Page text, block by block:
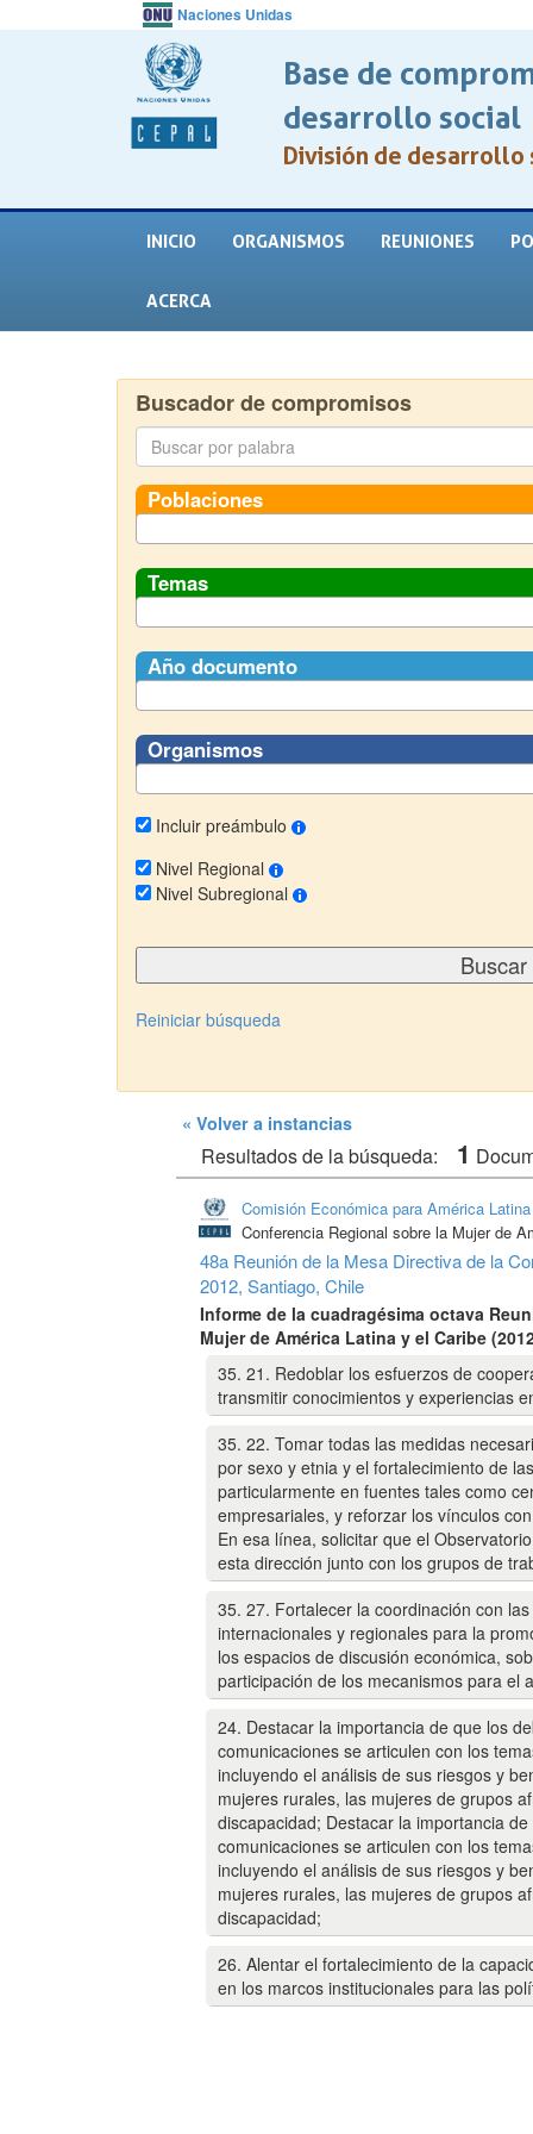
Naciones Unidas
Base de
desarrollo social
División de desarrollo
INICIO ORGANISMOS REUNIONES
ACERCA
Buscador de compromisos
Poblaciones
Temas
Año documento
Organismos
Incluir preámbulo
Nivel Regional
Nivel Subregional
Reiniciar búsqueda
« Volver a instancias
Resultados de la búsqueda: 1
Comisión Económica para América
Conferencia Regional sobre la Mujer de
48a Reunión de la Mesa Directiva de la
2012, Santiago, Chile
Informe de la cuadragésima octava
Mujer de América Latina y el Caribe
35. 21. Redoblar los esfuerzos de
transmitir conocimientos y experiencias
35. 22. Tomar todas las medidas
por sexo y etnia y el fortalecimiento de
particularmente en fuentes tales como
empresariales, y reforzar los vínculos
En esa línea, solicitar que el
esta dirección junto con los grupos de
35. 27. Fortalecer la coordinación con
internacionales y regionales para la
los espacios de discusión económica,
participación de los mecanismos para el
24. Destacar la importancia de que los
comunicaciones se articulen con los
incluyendo el análisis de sus riesgos y
mujeres rurales, las mujeres de grupos
discapacidad; Destacar la importancia
comunicaciones se articulen con los
incluyendo el análisis de sus riesgos y
mujeres rurales, las mujeres de grupos
discapacidad;
26. Alentar el fortalecimiento de la
en los marcos institucionales para las